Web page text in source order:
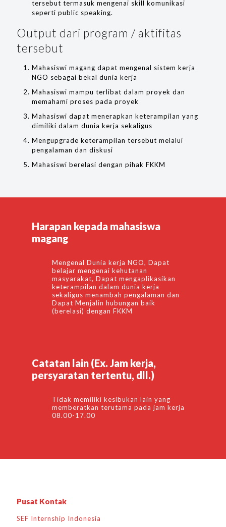
tersebut termasuk mengenai skill komunikasi
seperti public speaking.
Output dari program / aktifitas
tersebut
Mahasiswi magang dapat mengenal sistem kerja
NGO sebagai bekal dunia kerja
Mahasiswi mampu terlibat dalam proyek dan
memahami proses pada proyek
Mahasiswi dapat menerapkan keterampilan yang
dimiliki dalam dunia kerja sekaligus
Mengupgrade keterampilan tersebut melalui
pengalaman dan diskusi
Mahasiswi berelasi dengan pihak FKKM
Harapan kepada mahasiswa
magang
Mengenal Dunia kerja NGO, Dapat
belajar mengenai kehutanan
masyarakat, Dapat mengaplikasikan
keterampilan dalam dunia kerja
sekaligus menambah pengalaman dan
Dapat Menjalin hubungan baik
(berelasi) dengan FKKM
Catatan lain (Ex. Jam kerja,
persyaratan tertentu, dll.)
Tidak memiliki kesibukan lain yang
memberatkan terutama pada jam kerja
08.00-17.00
Pusat Kontak
SEF Internship Indonesia